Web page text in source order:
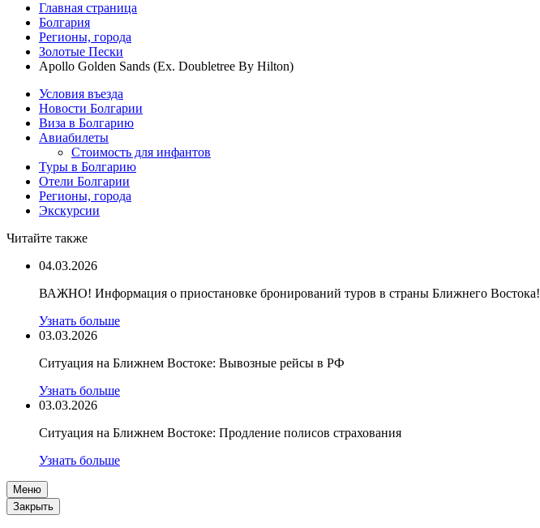
Главная страница
Болгария
Регионы, города
Золотые Пески
Apollo Golden Sands (Ex. Doubletree By Hilton)
Условия въезда
Новости Болгарии
Виза в Болгарию
Авиабилеты
Стоимость для инфантов
Туры в Болгарию
Отели Болгарии
Регионы, города
Экскурсии
Читайте также
04.03.2026
ВАЖНО! Информация о приостановке бронирований туров в страны Ближнего Востока!
Узнать больше
03.03.2026
Ситуация на Ближнем Востоке: Вывозные рейсы в РФ
Узнать больше
03.03.2026
Ситуация на Ближнем Востоке: Продление полисов страхования
Узнать больше
Меню
Закрыть